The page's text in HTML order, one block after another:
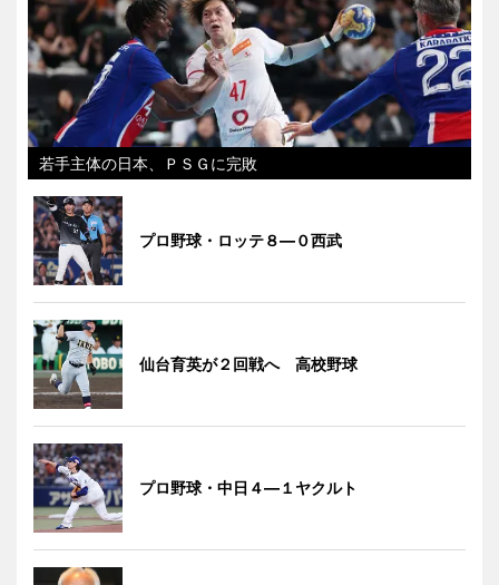
若手主体の日本、ＰＳＧに完敗
プロ野球・ロッテ８―０西武
仙台育英が２回戦へ 高校野球
プロ野球・中日４―１ヤクルト